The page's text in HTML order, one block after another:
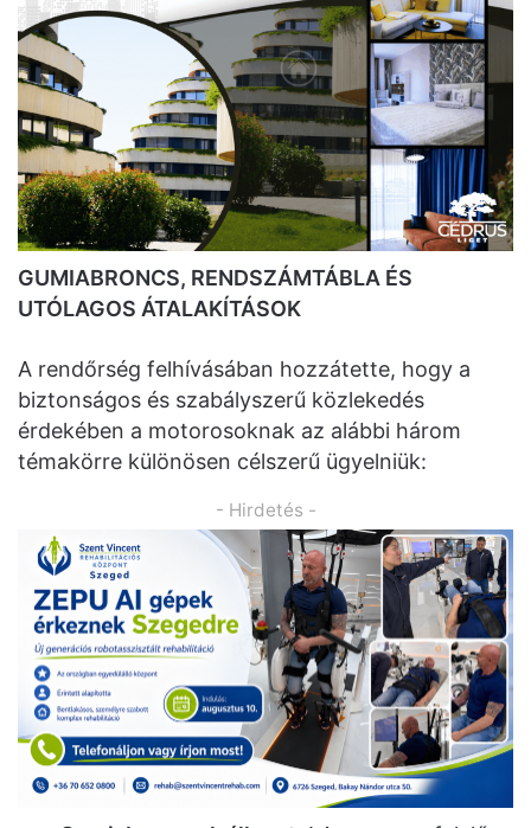
GUMIABRONCS, RENDSZÁMTÁBLA ÉS
UTÓLAGOS ÁTALAKÍTÁSOK
A rendőrség felhívásában hozzátette, hogy a
biztonságos és szabályszerű közlekedés
érdekében a motorosoknak az alábbi három
témakörre különösen célszerű ügyelniük:
- Hirdetés -